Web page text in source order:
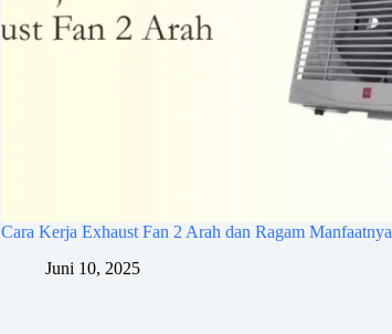
Cara Kerja Exhaust Fan 2 Arah dan Ragam Manfaatnya
Juni 10, 2025